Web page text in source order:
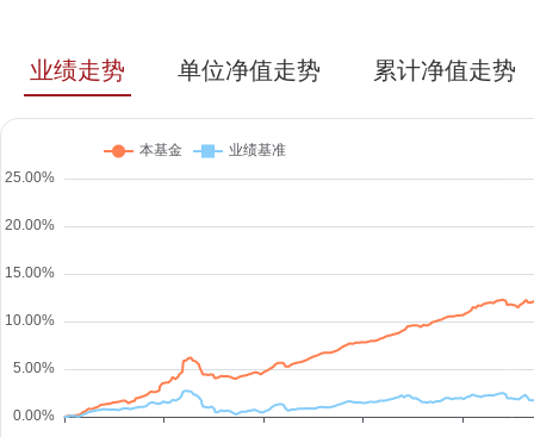
业绩走势 单位净值走势 累计净值走势